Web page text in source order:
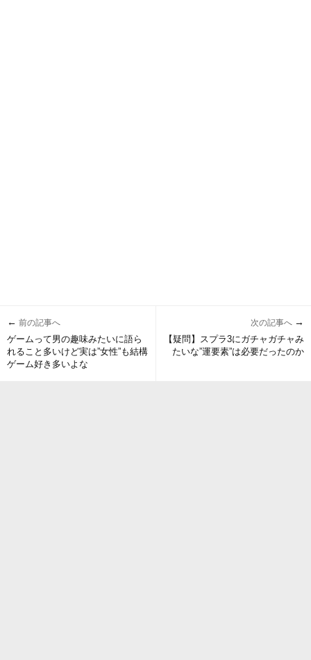
← 前の記事へ
ゲームって男の趣味みたいに語ら
れること多いけど実は”女性”も結構
ゲーム好き多いよな
次の記事へ →
【疑問】スプラ3にガチャガチャみ
たいな”運要素”は必要だったのか